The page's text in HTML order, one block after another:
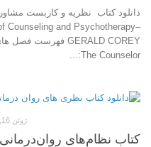
Counseling and Psychotherapy–
The Counselor:...
ژوئن 16, 2017
کتاب نظام‌های